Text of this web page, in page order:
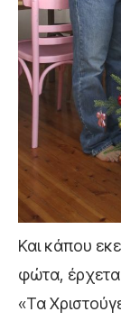
Και κάπου
φώτα,
«Τα